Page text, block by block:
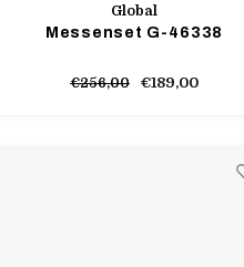
Global
Messenset G-46338
€256,00 €189,00